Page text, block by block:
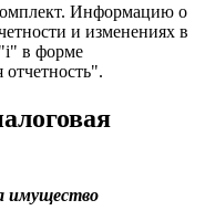
Информацию о
и изменениях в
в форме
отчетность".
имущество